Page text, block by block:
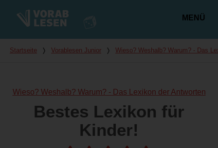
MENÜ
Du bist hier
Startseite ❭ Vorablesen Junior ❭ Wieso? Weshalb? Warum? - Das
Wieso? Weshalb? Warum? - Das Lexikon der Antworten
Bestes Lexikon für
Kinder!